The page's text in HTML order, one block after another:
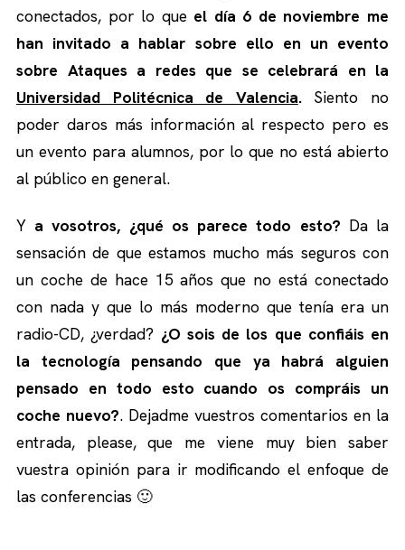
conectados, por lo que el día 6 de noviembre me
han invitado a hablar sobre ello en un evento
sobre Ataques a redes que se celebrará en la
Universidad Politécnica de Valencia.Siento no
poder daros más información al respecto pero es
un evento para alumnos, por lo que no está abierto
al público en general.
Y a vosotros, ¿qué os parece todo esto? Da la
sensación de que estamos mucho más seguros con
un coche de hace 15 años que no está conectado
con nada y que lo más moderno que tenía era un
radio-CD, ¿verdad? ¿O sois de los que confiáis en
la tecnología pensando que ya habrá alguien
pensado en todo esto cuando os compráis un
coche nuevo?. Dejadme vuestros comentarios en la
entrada, please, que me viene muy bien saber
vuestra opinión para ir modificando el enfoque de
las conferencias 🙂